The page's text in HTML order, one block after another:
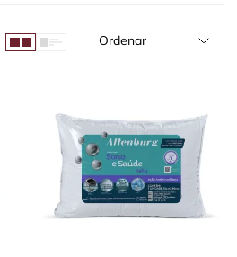
Ordenar